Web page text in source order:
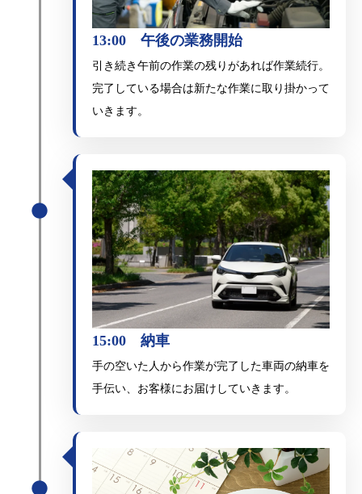
13:00 午後の業務開始
引き続き午前の作業の残りがあれば作業続行。
完了している場合は新たな作業に取り掛かって
いきます。
15:00 納車
手の空いた人から作業が完了した車両の納車を
手伝い、お客様にお届けしていきます。